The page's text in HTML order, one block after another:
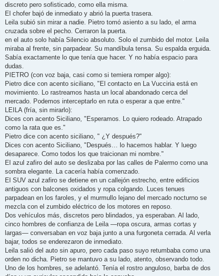
discreto pero sofisticado, como ella misma.
El chofer bajó de inmediato y abrió la puerta trasera.
Leila subió sin mirar a nadie. Pietro tomó asiento a su lado, el arma
cruzada sobre el pecho. Cerraron la puerta.
en el auto solo había Silencio absoluto. Solo el zumbido del motor. Leila
miraba al frente, sin parpadear. Su mandíbula tensa. Su espalda erguida.
Sabía exactamente lo que tenía que hacer. Y no había espacio para
dudas.
PIETRO (con voz baja, casi como si temiera romper algo):
Pietro dice con acento siciliano, "El contacto en La Vucciria está en
movimiento. Lo rastreamos hasta un local abandonado cerca del
mercado. Podemos interceptarlo en ruta o esperar a que entre."
LEILA (fría, sin mirarlo):
Dices con acento Siciliano, "Esperamos. Lo quiero rodeado. Atrapado
como la rata que es."
Pietro dice con acento siciliano, " ¿Y después?"
Dices con acento Siciliano, "Después… lo hacemos hablar. Y luego
desaparece. Como todos los que traicionan mi nombre."
El azul zafiro del auto se deslizaba por las calles de Palermo como una
sombra elegante. La cacería había comenzado.
El SUV azul zafiro se detiene en un callejón estrecho, entre edificios
antiguos con balcones oxidados y ropa colgando. Luces tenues
parpadean en los faroles, y el murmullo lejano del mercado nocturno se
mezcla con el zumbido eléctrico de los motores en reposo.
Dos vehículos más, discretos pero blindados, ya esperaban. Al lado,
cinco hombres de confianza de Leila —ropa oscura, armas cortas y
largas— conversaban en voz baja junto a una furgoneta cerrada. Al verla
bajar, todos se enderezaron de inmediato.
Leila salió del auto sin apuro, pero cada paso suyo retumbaba como una
orden no dicha. Pietro se mantuvo a su lado, atento, observando todo.
Uno de los hombres, se adelantó. Tenía el rostro anguloso, barba de dos